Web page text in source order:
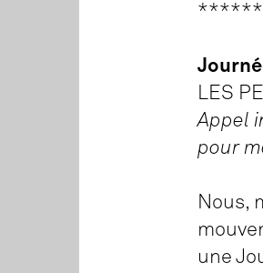
LES
Appel
pour
Nous,
une